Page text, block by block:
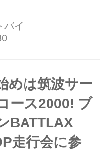
年のコスチューム
ングパンツスタイル
ンツスタイルも、お
バイ
めは筑波サー
ース2000! ブ
BATTLAX
走行会に参